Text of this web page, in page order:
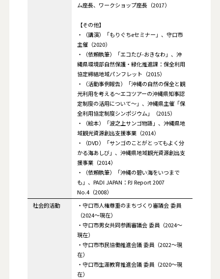
ム座長、ワークショップ座長（2017）
【その他】
・（講演）「もりぐちeセミナー」、守口市
主催（2020）
・（依頼執筆）「エコたび-おきなわ」、沖
縄県環境部自然保護・緑化推進課：保全利用
協定締結地域パンフレット（2015）
・（活動事例報告）「沖縄の自然の保全と観
光利用を考える～エコツアーの沖縄県知事認
定制度の活用について～」、沖縄県主催「保
全利用協定制度シンポジウム」（2015）
・（絵本）「波之上サンゴ物語」、沖縄県地
域観光資源創出支援事業（2014）
・（DVD）「サンゴのことがとってもよく分
かる海あしび」、沖縄県地域観光資源創出支
援事業（2014）
・（依頼執筆）「沖縄の碧い海をいつまで
も」、PADI JAPAN：PJ Report 2007
No.4（2008）
社会的活動
・守口市人権尊重のまちづくり審議会 委員
（2024～現在）
・守口市男女共同参画審議会 委員（2024～
現在）
・守口市市民協働推進会議 委員（2022～現
在）
・守口市生涯教育推進会議 委員（2020～現
在）